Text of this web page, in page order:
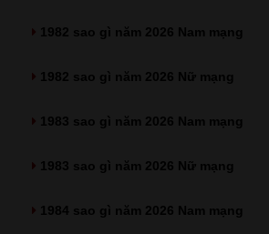
1982 sao gì năm 2026 Nam mạng
1982 sao gì năm 2026 Nữ mạng
1983 sao gì năm 2026 Nam mạng
1983 sao gì năm 2026 Nữ mạng
1984 sao gì năm 2026 Nam mạng